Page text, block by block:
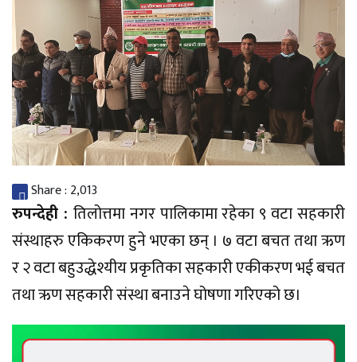
Share : 2,013
रुपन्देही : तिलोत्तमा नगर पालिकामा रहेका ९ वटा सहकारी
संस्थाहरु एकिकरण हुने भएका छन् । ७ वटा बचत तथा ऋण
र २ वटा बहुउद्धेश्यीय प्रकृतिका सहकारी एकीकरण भई बचत
तथा ऋण सहकारी संस्था बनाउने घोषणा गरिएको छ।